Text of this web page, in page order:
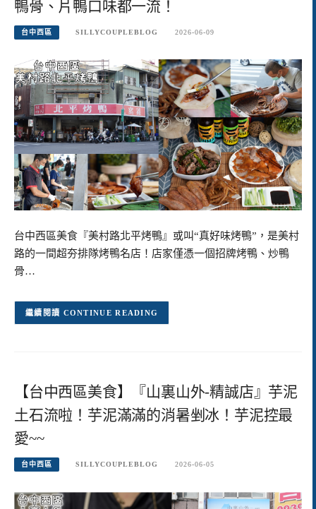
鴨骨、片鴨口味都一流！
台中西區 SILLYCOUPLEBLOG 2026-06-09
台中西區美食『美村路北平烤鴨』或叫“真好味烤鴨”，是美村
路的一間超夯排隊烤鴨名店！店家僅憑一個招牌烤鴨、炒鴨
骨…
CONTINUE READING
【台中西區美食】『山裏山外-精誠店』芋泥
土石流啦！芋泥滿滿的消暑剉冰！芋泥控最
愛~~
台中西區 SILLYCOUPLEBLOG 2026-06-05